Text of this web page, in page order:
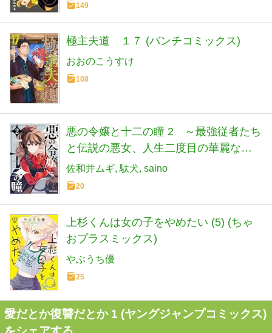
149
極主夫道 １７ (バンチコミックス)
おおのこうすけ
108
悪の令嬢と十二の瞳 2 ～最強従者たち
と伝説の悪女、人生二度目の華麗なる
無双録～ (ガルドコミックス)
佐和井ムギ 駄犬 saino
20
上杉くんは女の子をやめたい (5) (ちゃ
おプラスミックス)
やぶうち優
25
愛だとか復讐だとか 1 (ヤングジャンプコミックス)